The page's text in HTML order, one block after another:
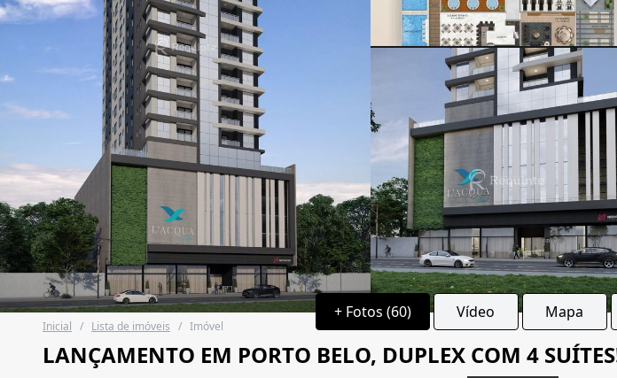
+ Fotos (60) Vídeo Mapa
Inicial / Lista de imóveis / Imóvel
LANÇAMENTO EM PORTO BELO, DUPLEX COM 4